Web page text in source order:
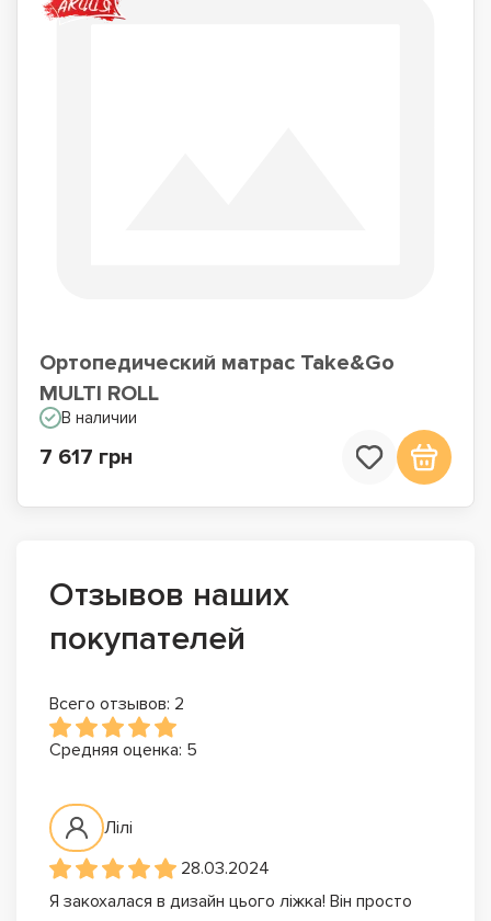
Ортопедический матрас Take&Go
MULTI ROLL
В наличии
7 617 грн
Отзывов наших
покупателей
Всего отзывов: 2
Средняя оценка: 5
Лілі
28.03.2024
Я закохалася в дизайн цього ліжка! Він просто